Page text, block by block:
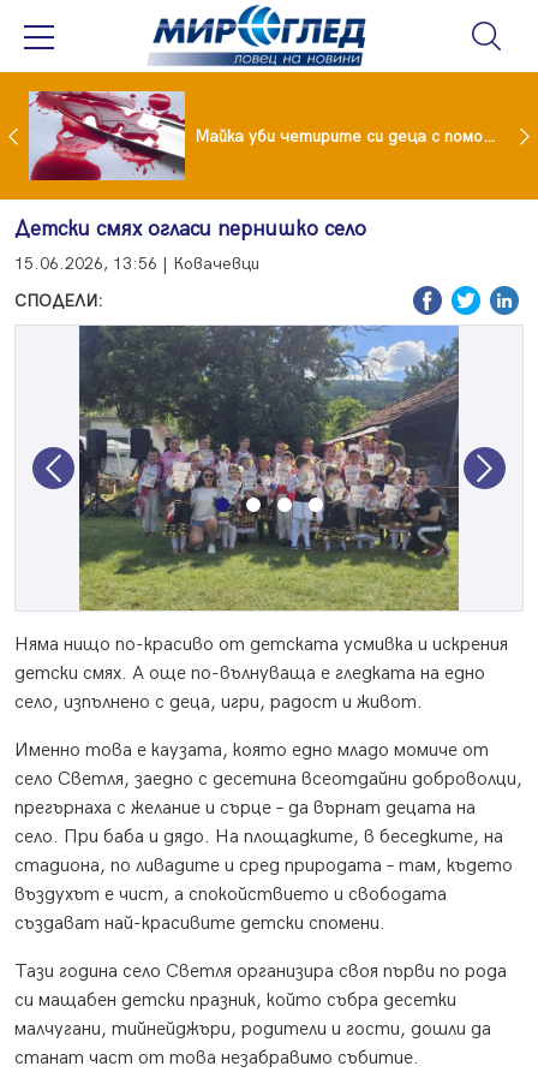
Проф.Кантарджиев: Пазете се от комарите и полово предаваните инфекции Майка уби четирите си деца с помощта на баба им, след което се самоуби
Детски смях огласи пернишко село
15.06.2026, 13:56 | Ковачевци
СПОДЕЛИ:
Previous Next
Няма нищо по-красиво от детската усмивка и искрения
детски смях. А още по-вълнуваща е гледката на едно
село, изпълнено с деца, игри, радост и живот.
Именно това е каузата, която едно младо момиче от
село Светля, заедно с десетина всеотдайни доброволци,
прегърнаха с желание и сърце – да върнат децата на
село. При баба и дядо. На площадките, в беседките, на
стадиона, по ливадите и сред природата – там, където
въздухът е чист, а спокойствието и свободата
създават най-красивите детски спомени.
Тази година село Светля организира своя първи по рода
си мащабен детски празник, който събра десетки
малчугани, тийнейджъри, родители и гости, дошли да
станат част от това незабравимо събитие.